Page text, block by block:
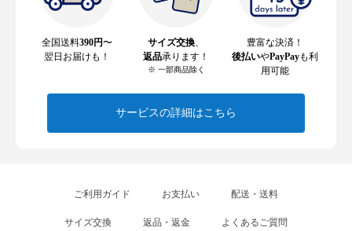
全国送料390円〜
翌日お届けも！
サイズ交換、
返品承ります！
※ 一部商品除く
豊富な決済！
後払いやPayPayも利
用可能
サービスの詳細はこちら
ご利用ガイド お支払い 配送・送料
サイズ交換 返品・返金 よくあるご質問